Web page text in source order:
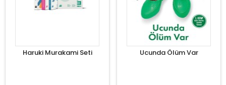
Haruki Murakami Seti Ucunda Ölüm Var